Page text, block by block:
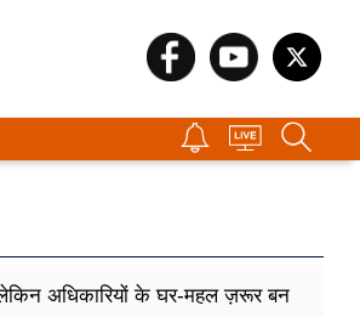
अधिकारियों के घर-महल ज़रूर बन